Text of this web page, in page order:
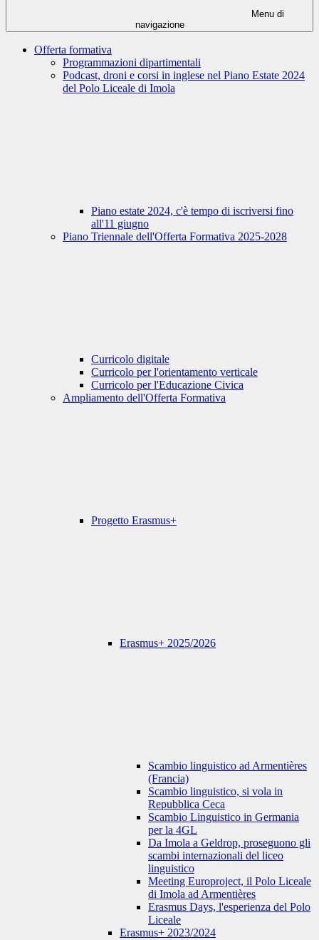
Menu di
navigazione
Offerta formativa
Programmazioni dipartimentali
Podcast, droni e corsi in inglese nel Piano Estate 2024
del Polo Liceale di Imola
Piano estate 2024, c'è tempo di iscriversi fino
all'11 giugno
Piano Triennale dell'Offerta Formativa 2025-2028
Curricolo digitale
Curricolo per l'orientamento verticale
Curricolo per l'Educazione Civica
Ampliamento dell'Offerta Formativa
Progetto Erasmus+
Erasmus+ 2025/2026
Scambio linguistico ad Armentières
(Francia)
Scambio linguistico, si vola in
Repubblica Ceca
Scambio Linguistico in Germania
per la 4GL
Da Imola a Geldrop, proseguono gli
scambi internazionali del liceo
linguistico
Meeting Europroject, il Polo Liceale
di Imola ad Armentières
Erasmus Days, l'esperienza del Polo
Liceale
Erasmus+ 2023/2024